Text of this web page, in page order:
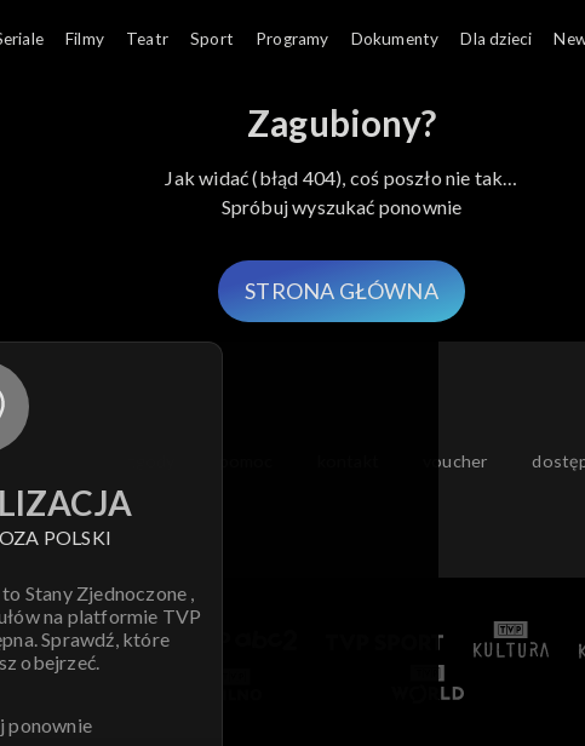
Zagubiony?
Jak widać (błąd 404), coś poszło nie tak…
Spróbuj wyszukać ponownie
STRONA GŁÓWNA
POLSKI
Stany Zjednoczone ,
na platformie TVP
Sprawdź, które
obejrzeć.
ponownie
voucher
Filmy Teatr Sport Programy Dokumenty Dla dzieci